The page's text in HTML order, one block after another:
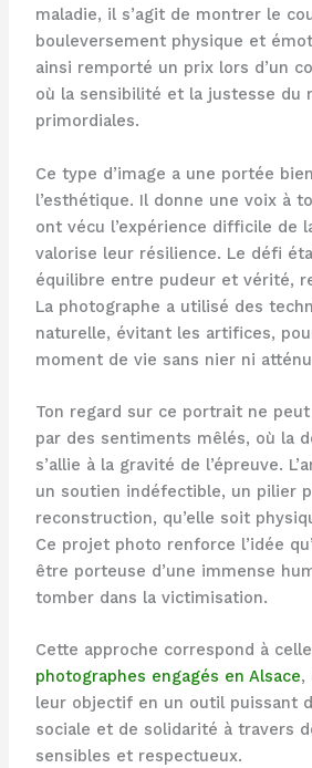
maladie, il s’agit de montrer le
bouleversement physique et
ainsi remporté un prix lors d’un
où la sensibilité et la justesse du
primordiales.
Ce type d’image a une portée
l’esthétique. Il donne une voix à
ont vécu l’expérience difficile de
valorise leur résilience. Le défi
équilibre entre pudeur et vérité,
La photographe a utilisé des
naturelle, évitant les artifices,
moment de vie sans nier ni
Ton regard sur ce portrait ne
par des sentiments mêlés, où la
s’allie à la gravité de l’épreuve.
un soutien indéfectible, un pilier
reconstruction, qu’elle soit
Ce projet photo renforce l’idée
être porteuse d’une immense
tomber dans la victimisation.
Cette approche correspond à
photographes engagés en Alsace,
leur objectif en un outil puissant
sociale et de solidarité à travers
sensibles et respectueux.